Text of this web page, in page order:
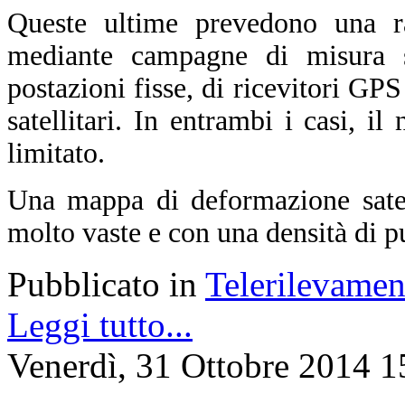
Queste ultime prevedono una
mediante campagne di
postazioni fisse, di ricevitori
satellitari. In entrambi i casi, il
limitato.
Una mappa di deformazione
molto vaste e con una densità di
Pubblicato in
Leggi tutto...
Venerdì, 31 Ottobre 2014